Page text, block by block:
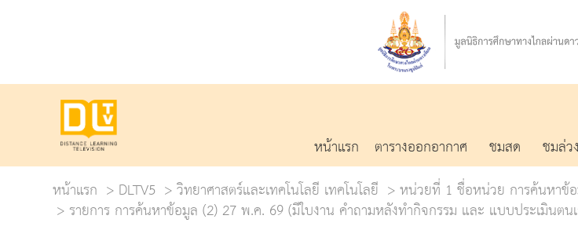
หน้าแรก ตารางออกอากาศ ชมสด ชมล่ว
หน้าแรก
DLTV5 วิทยาศาสตร์และเทคโนโลยี เทคโนโลยี หน่วยที่ 1 ชื่อหน่วย การค้นหาข้
รายการ การค้นหาข้อมูล (2) 27 พ.ค. 69 (มีใบงาน คำถามหลังทำกิจกรรม และ แบบประเมินตน